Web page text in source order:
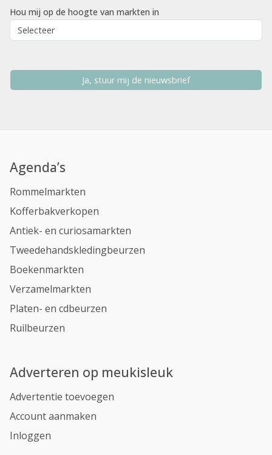
Hou mij op de hoogte van markten in
Ja, stuur mij de nieuwsbrief
Agenda’s
Rommelmarkten
Kofferbakverkopen
Antiek- en curiosamarkten
Tweedehandskledingbeurzen
Boekenmarkten
Verzamelmarkten
Platen- en cdbeurzen
Ruilbeurzen
Adverteren op meukisleuk
Advertentie toevoegen
Account aanmaken
Inloggen